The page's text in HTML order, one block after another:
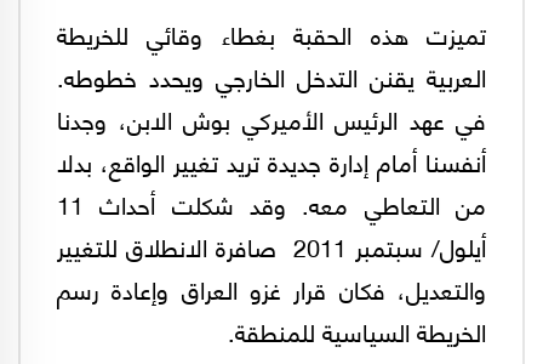
تميزت هذه الحقبة بغطاء وقائي للخريطة
العربية يقنن التدخل الخارجي ويحدد خطوطه.
في عهد الرئيس الأميركي بوش الابن، وجدنا
أنفسنا أمام إدارة جديدة تريد تغيير الواقع، بدلا
من التعاطي معه. وقد شكلت أحداث 11
أيلول/ سبتمبر 2011 صافرة الانطلاق للتغيير
والتعديل، فكان قرار غزو العراق وإعادة رسم
الخريطة السياسية للمنطقة.